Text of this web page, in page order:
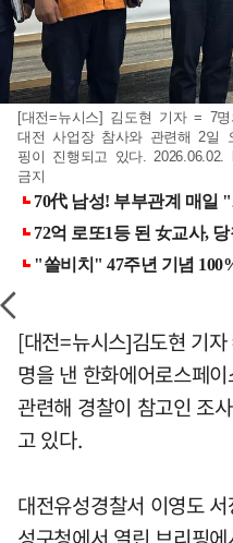
[대전=뉴시스] 김도현 기자 = 7
대전 사업장 참사와 관련해 2일
핑이 진행되고 있다. 2026.06.02.
금지
[대전=뉴시스]김도현 기
명을 낸 한화에어로스페
관련해 경찰이 참고인 조
고 있다.
대전유성경찰서 이영도